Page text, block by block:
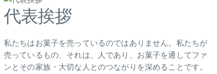
代表挨拶
私たちはお菓子を売っているのではありません。私たちが
売っているもの、それは、人であり、お菓子を通してファ
ンとその家族・大切な人とのつながりを深めることです。